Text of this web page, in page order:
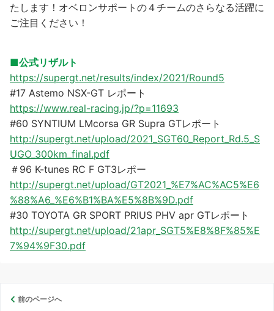
たします！オベロンサポートの４チームのさらなる活躍に
ご注目ください！
■公式リザルト
https://supergt.net/results/index/2021/Round5
#17 Astemo NSX-GT レポート
https://www.real-racing.jp/?p=11693
#60 SYNTIUM LMcorsa GR Supra GTレポート
http://supergt.net/upload/2021_SGT60_Report_Rd.5_S
UGO_300km_final.pdf
＃96 K-tunes RC F GT3レポー
http://supergt.net/upload/GT2021_%E7%AC%AC5%E6
%88%A6_%E6%B1%BA%E5%8B%9D.pdf
#30 TOYOTA GR SPORT PRIUS PHV apr GTレポート
http://supergt.net/upload/21apr_SGT5%E8%8F%85%E
7%94%9F30.pdf
前のページへ